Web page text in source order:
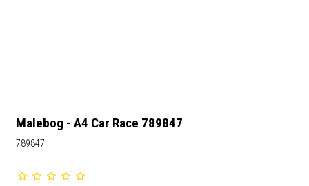
Malebog - A4 Car Race 789847
789847